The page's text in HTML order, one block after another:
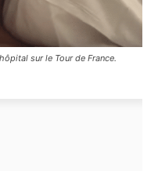
sur le Tour de France.